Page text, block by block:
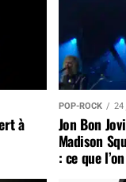
à
POP-ROCK 24
Jon Bon
Madison
: ce que